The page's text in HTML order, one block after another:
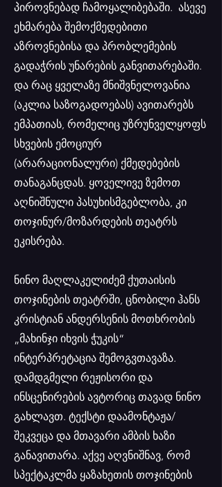
პიროვნებად ჩამოყალიბებაში. ასევე
ეხმარება შემოქმედებითი
აზროვნებისა და პრობლემების
გადაჭრის უნარების განვითარებაში.
და რაც ყველაზე მნიშვნელოვანია
(აკლია საზოგადოებას) ავითარებს
ემპათიას, რომელიც უზრუნველყოფს
სხვების ემოციურ
(არარაციონალური) ქმედებების
თანაგანცდას. ყოველივე ზემოთ
აღნიშნული პასუხისმგებლობა, კი
თოჯინურ/მოზარდების თეატრს
ეკისრება.
ნინო მაღლაკელიძემ ქუთაისის
თოჯინების თეატრში, ცნობილი ჰანს
კრისტიან ანდერსენის მოთხრობის
„მახინჯი იხვის ჭუკის“
ინტერპრეტაცია შემოგვთავაზა.
დამდგმელი რეჟისორი და
ინსცენირების ავტორიც თავად ნინო
გახლავთ. ტექსტი დაამონტაჟა/
შეკვეცა და მთავარი ამბის ხაზი
განავითარა. აქვე აღვნიშნავ, რომ
სპექტაკლმა ყაზახეთის თოჯინების